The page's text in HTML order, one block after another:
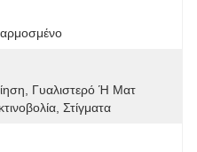
Γυαλιστερό Ή Ματ
Στίγματα